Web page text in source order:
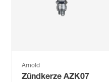
Arnold
Zündkerze AZK07